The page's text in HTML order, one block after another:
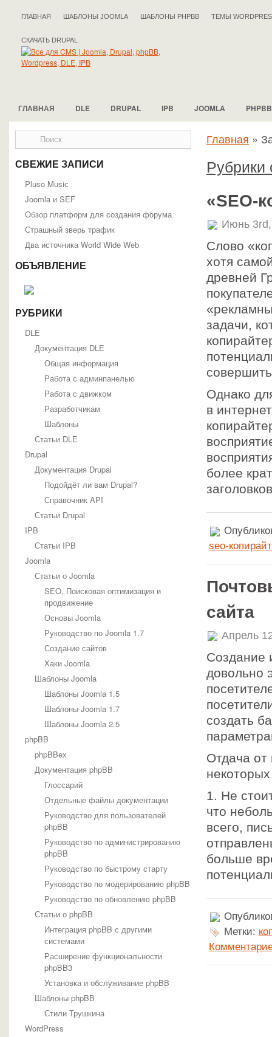
ГЛАВНАЯ ШАБЛОНЫ JOOMLA ШАБЛОНЫ PHPBB ТЕМЫ
СКАЧАТЬ DRUPAL
ГЛАВНАЯ DLE DRUPAL IPB JOOMLA PHPBB
СВЕЖИЕ ЗАПИСИ
Pluso Musiс
Joomla и SEF
Обзор платформ для создания форума
Страшный зверь трафик
Два источника World Wide Web
ОБЪЯВЛЕНИЕ
РУБРИКИ
DLE
Документация DLE
Общая информация
Работа с админпанелью
Работа с движком
Разработчикам
Шаблоны
Статьи DLE
Drupal
Документация Drupal
Подойдёт ли вам Drupal?
Справочник API
Статьи Drupal
IPB
Статьи IPB
Joomla
Статьи о Joomla
SEO, Поисковая оптимизация и
продвижение
Основы Joomla
Руководство по Joomla 1.7
Создание сайтов
Хаки Joomla
Шаблоны Joomla
Шаблоны Joomla 1.5
Шаблоны Joomla 1.7
Шаблоны Joomla 2.5
phpBB
phpBBex
Документация phpBB
Глоссарий
Отдельные файлы документации
Руководство для пользователей
phpBB
Руководство по администрированию
phpBB
Руководство по быстрому старту
Руководство по модерированию phpBB
Руководство по обновлению phpBB
Статьи о phpBB
Интеграция phpBB с другими
системами
Расширение функциональности
phpBB3
Установка и обслуживание phpBB
Шаблоны phpBB
Стили Трушкина
WordPress
Главная »
Рубрики
«SEO-
Июнь
Слово
хотя
древней
задачи,
Однако
в
более
seo-
сайта
Апрель
Создание
довольно
создать
Отдача от
1. Не
что
всего,
больше
Метки: